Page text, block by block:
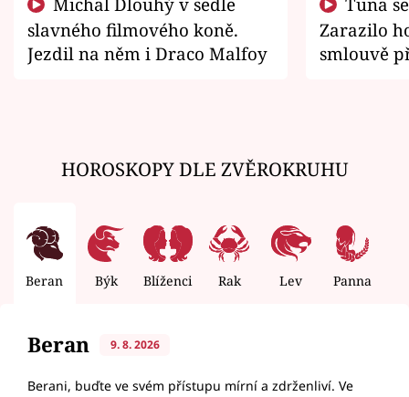
slavného filmového koně.
Jezdil na něm i Draco Malfoy
Zarazilo
smlouvě
HOROSKOPY DLE ZVĚROKRUHU
Beran Býk Blíženci Rak Lev Panna
Beran 9. 8. 2026
Berani, buďte ve svém přístupu mírní a zdrženliví. Ve